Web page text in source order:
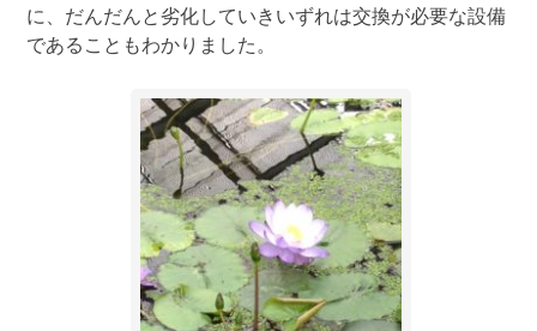
に、だんだんと劣化していきいずれは交換が必要な設備
であることもわかりました。